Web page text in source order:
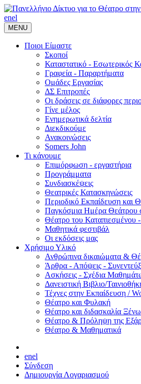
enel
MENU
Ποιοι Είμαστε
Σκοποί
Καταστατικό - Εσωτερικός
Γραφεία - Παραρτήματα
Ομάδες Εργασίας
ΔΣ Επιτροπές
Οι δράσεις σε διάφορες
Γίνε μέλος
Ενημερωτικά δελτία
Διεκδικούμε
Ανακοινώσεις
Somers John
Τι κάνουμε
Επιμόρφωση - εργαστήρια
Προγράμματα
Συνδιασκέψεις
Θεατρικές Κατασκηνώσεις
Περιοδικό Εκπαίδευση και
Παγκόσμια Ημέρα Θεάτρου
Θέατρο του Καταπιεσμένου
Μαθητικά φεστιβάλ
Οι εκδόσεις μας
Χρήσιμο Υλικό
Ανθρώπινα δικαιώματα &
Άρθρα - Απόψεις -
Ασκήσεις - Σχέδια
Δανειστική Βιβλιο/
Τέχνες στην Εκπαίδευση /
Θέατρο και Φυλακή
Θέατρο και διδασκαλία
Θέατρο & Πρόληψη της
Θέατρο & Μαθηματικά
enel
Σύνδεση
Δημιουργία Λογαριασμού